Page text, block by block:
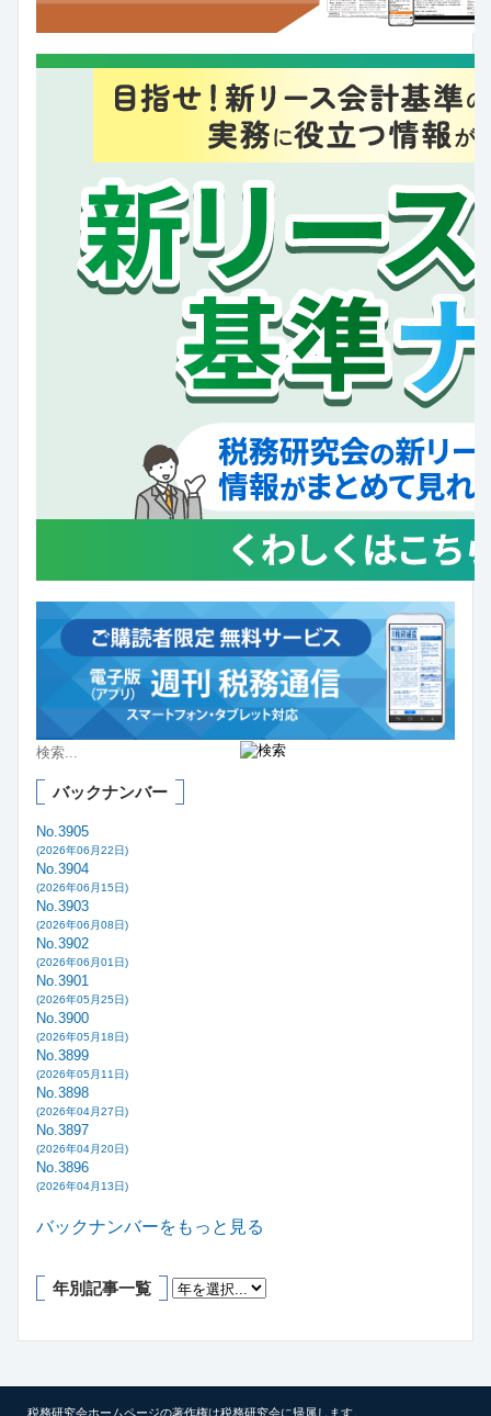
バックナンバー
No.3905
(2026年06月22日)
No.3904
(2026年06月15日)
No.3903
(2026年06月08日)
No.3902
(2026年06月01日)
No.3901
(2026年05月25日)
No.3900
(2026年05月18日)
No.3899
(2026年05月11日)
No.3898
(2026年04月27日)
No.3897
(2026年04月20日)
No.3896
(2026年04月13日)
バックナンバーをもっと見る
年別記事一覧
税務研究会ホームページの著作権は税務研究会に帰属します。